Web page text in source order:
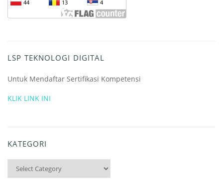
LSP TEKNOLOGI DIGITAL
Untuk Mendaftar Sertifikasi Kompetensi
KLIK LINK INI
KATEGORI
Kategori